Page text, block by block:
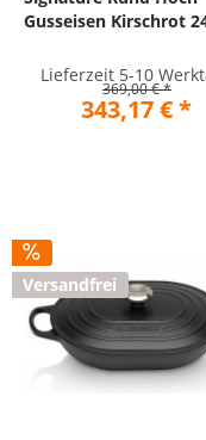
Gusseisen Kirschrot
Lieferzeit 5-10
369,00 € *
343,17 € *
Versandfrei